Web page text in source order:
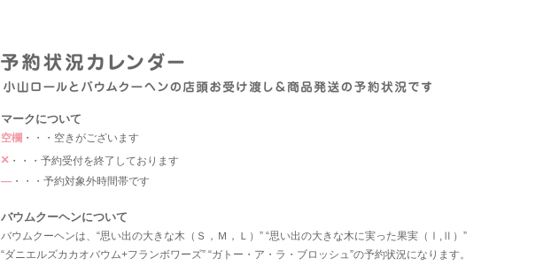
マークについて
空欄 ・・・空きがございます
× ・・・予約受付を終了しております
― ・・・予約対象外時間帯です
バウムクーヘンについて
バウムクーヘンは、“思い出の大きな木（Ｓ，Ｍ，Ｌ）” “思い出の大きな木に実った果実（Ⅰ,Ⅱ）”
“ダニエルズカカオバウム+フランボワーズ” “ガトー・ア・ラ・ブロッシュ”の予約状況になります。